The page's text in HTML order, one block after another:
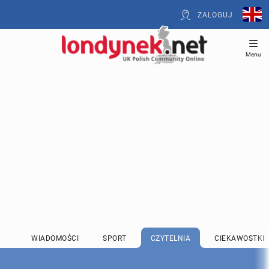
ZALOGUJ
Menu
WIADOMOŚCI SPORT CZYTELNIA CIEKAWOSTKI